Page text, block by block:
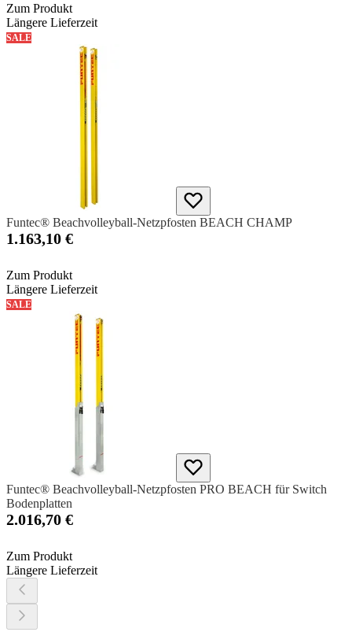
Zum Produkt
Längere Lieferzeit
SALE
Funtec® Beachvolleyball-Netzpfosten BEACH CHAMP
1.163,10 €
Zum Produkt
Längere Lieferzeit
SALE
Funtec® Beachvolleyball-Netzpfosten PRO BEACH für Switch
Bodenplatten
2.016,70 €
Zum Produkt
Längere Lieferzeit